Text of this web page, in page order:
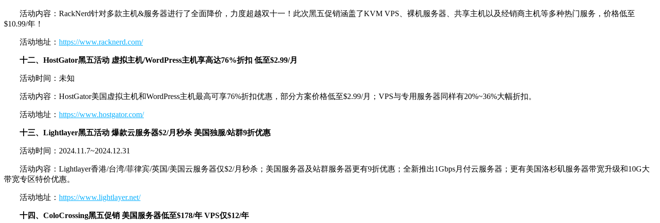
活动内容：RackNerd针对多款主机&服务器进行了全面降价，力度超越双十一！此次黑五促销涵盖了KVM VPS、裸机服务器、共享主机以及经销商主机等多种热门服务，价格低至
$10.99/年！
活动地址： https://www.racknerd.com/
十二、HostGator黑五活动 虚拟主机/WordPress主机享高达76%折扣 低至$2.99/月
活动时间：未知
活动内容：HostGator美国虚拟主机和WordPress主机最高可享76%折扣优惠，部分方案价格低至$2.99/月；VPS与专用服务器同样有20%~36%大幅折扣。
活动地址： https://www.hostgator.com/
十三、Lightlayer黑五活动 爆款云服务器$2/月秒杀 美国独服/站群9折优惠
活动时间：2024.11.7~2024.12.31
活动内容：Lightlayer香港/台湾/菲律宾/英国/美国云服务器仅$2/月秒杀；美国服务器及站群服务器更有9折优惠；全新推出1Gbps月付云服务器；更有美国洛杉矶服务器带宽升级和10G大
带宽专区特价优惠。
活动地址： https://www.lightlayer.net/
十四、ColoCrossing黑五促销 美国服务器低至$178/年 VPS仅$12/年